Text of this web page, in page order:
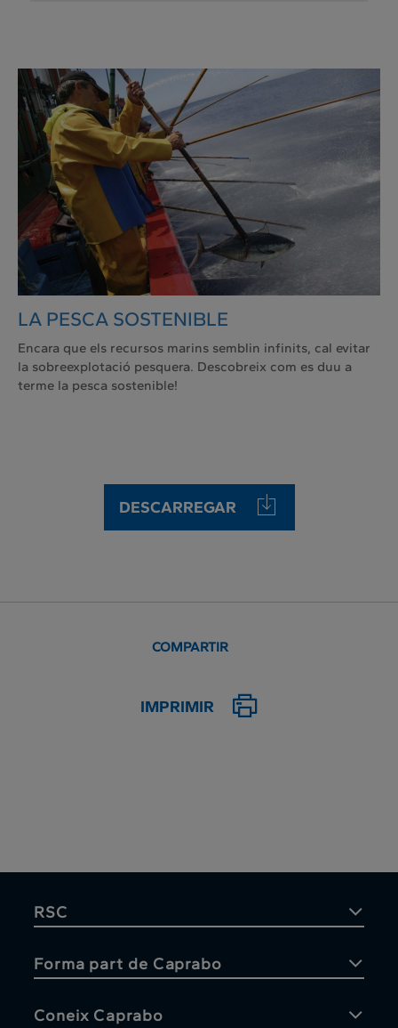
LA PESCA SOSTENIBLE
Encara que els recursos marins semblin infinits, cal evitar
la sobreexplotació pesquera. Descobreix com es duu a
terme la pesca sostenible!
DESCARREGAR
COMPARTIR
IMPRIMIR
RSC
Forma part de Caprabo
Coneix Caprabo